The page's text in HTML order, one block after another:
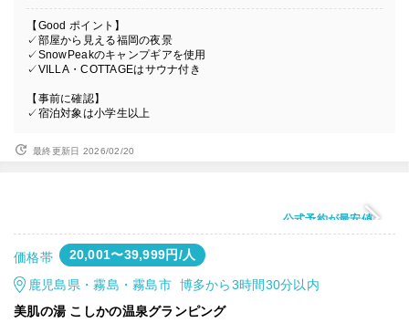
【Good ポイント】
✓部屋から見える福岡の夜景
✓SnowPeakのキャンプギアを使用
✓VILLA・COTTAGEはサウナ付き
【事前に確認】
✓宿泊対象は小学生以上
最終更新日 2026/02/20
公式予約が最安値
価格帯 20,001〜39,999円/人
鹿児島県・霧島・霧島市 博多から3時間30分以内
美肌の湯 こしかの温泉グランピング